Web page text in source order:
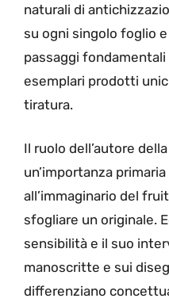
naturali di
su ogni singolo foglio
passaggi
esemplari prodotti
tiratura.
Il ruolo dell’autore
un’importanza
all’immaginario del
sfogliare un originale.
sensibilità e il suo
manoscritte e sui
differenziano